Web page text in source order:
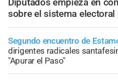
sobre el sistema electoral
Segundo encuentro de
dirigentes radicales
"Apurar el Paso"